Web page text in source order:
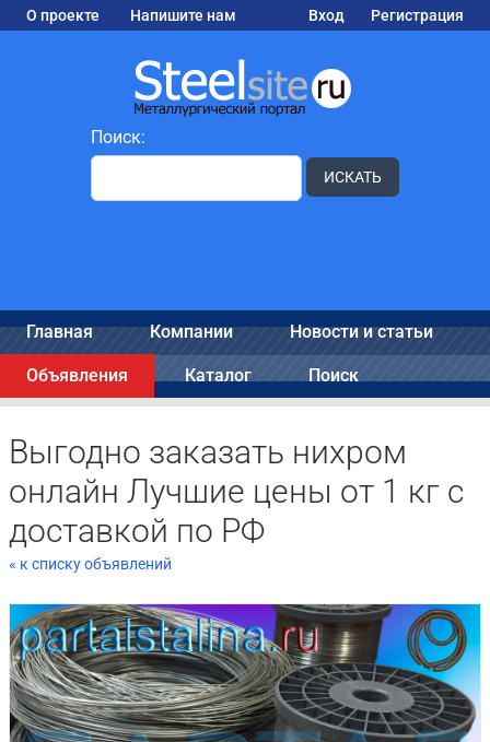
О проекте Напишите нам Вход Регистрация
Поиск:
ИСКАТЬ
Главная Компании Новости и статьи
Объявления Каталог Поиск
Выгодно заказать нихром
онлайн Лучшие цены от 1 кг с
доставкой по РФ
« к списку объявлений